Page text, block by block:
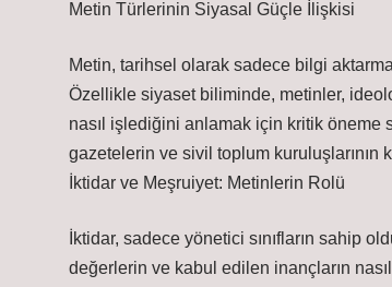
Metin Türlerinin Siyasal Güçle İlişkisi
Metin, tarihsel olarak sadece bilgi
Özellikle siyaset biliminde, metinler,
nasıl işlediğini anlamak için kritik öneme
gazetelerin ve sivil toplum kuruluşlarının
İktidar ve Meşruiyet: Metinlerin Rolü
İktidar, sadece yönetici sınıfların sahip
değerlerin ve kabul edilen inançların